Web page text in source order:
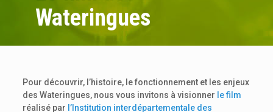
Wateringues
Pour découvrir, l’histoire, le fonctionnement et les enjeux
des Wateringues, nous vous invitons à visionner le film
réalisé par l’Institution interdépartementale des